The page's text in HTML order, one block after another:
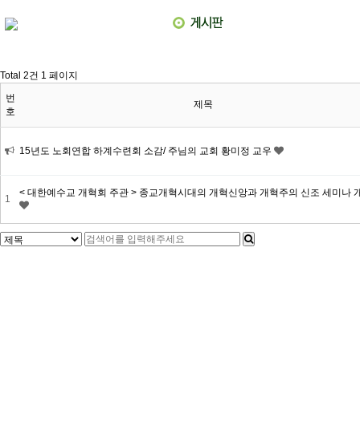
Total 2건 1 페이지
번
호
제목
15년도 노회연합 하계수련회 소감/ 주님의 교회 황미정 교우
1
< 대한예수교 개혁회 주관 > 종교개혁시대의 개혁신앙과 개혁주의 신조 세미나